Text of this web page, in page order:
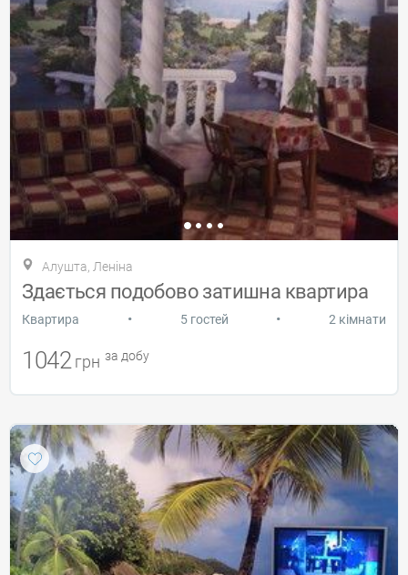
Алушта, Леніна
Здається подобово затишна квартира
Квартира • 5 гостей • 2 кімнати
1042 грн за добу